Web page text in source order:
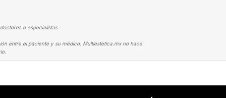
o especialistas.
entre el paciente y su médico. Multiestetica.mx no hace
BUSTO